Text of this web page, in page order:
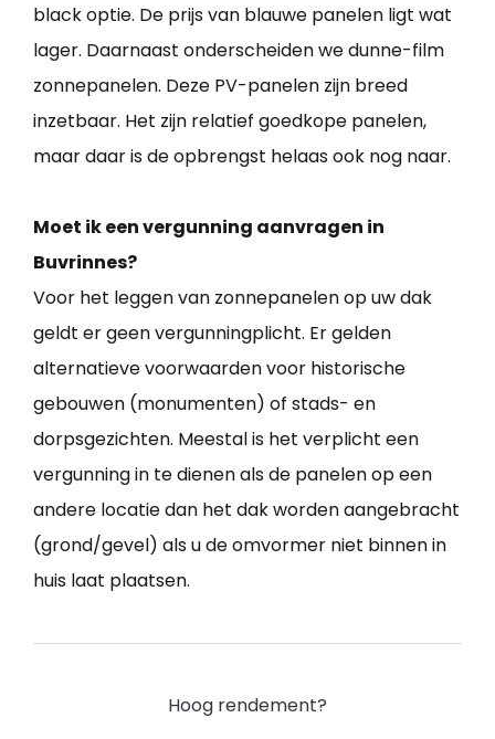
black optie. De prijs van blauwe panelen ligt wat
lager. Daarnaast onderscheiden we dunne-film
zonnepanelen. Deze PV-panelen zijn breed
inzetbaar. Het zijn relatief goedkope panelen,
maar daar is de opbrengst helaas ook nog naar.
Moet ik een vergunning aanvragen in
Buvrinnes?
Voor het leggen van zonnepanelen op uw dak
geldt er geen vergunningplicht. Er gelden
alternatieve voorwaarden voor historische
gebouwen (monumenten) of stads- en
dorpsgezichten. Meestal is het verplicht een
vergunning in te dienen als de panelen op een
andere locatie dan het dak worden aangebracht
(grond/gevel) als u de omvormer niet binnen in
huis laat plaatsen.
Hoog rendement?